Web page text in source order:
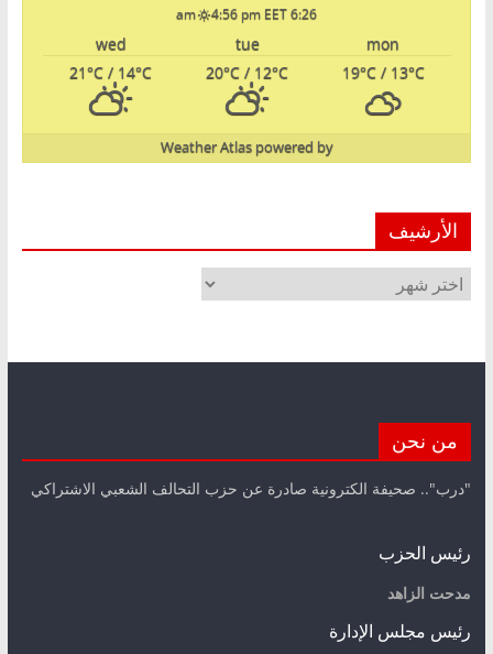
6:26 am
4:56 pm EET
mon
tue
wed
19°C/ 13°C
20°C / 12°C
21°C / 14°C
powered by
Weather Atlas
الأرشيف
الأرشيف
من نحن
"درب".. صحيفة الكترونية صادرة عن حزب التحالف الشعبي الاشتراكي
رئيس الحزب
مدحت الزاهد
رئيس مجلس الإدارة